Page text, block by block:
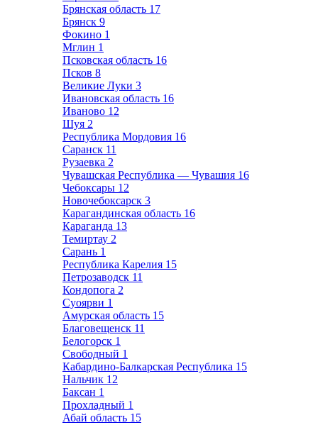
Брянская область 17
Брянск 9
Фокино 1
Мглин 1
Псковская область 16
Псков 8
Великие Луки 3
Ивановская область 16
Иваново 12
Шуя 2
Республика Мордовия 16
Саранск 11
Рузаевка 2
Чувашская Республика — Чувашия 16
Чебоксары 12
Новочебоксарск 3
Карагандинская область 16
Караганда 13
Темиртау 2
Сарань 1
Республика Карелия 15
Петрозаводск 11
Кондопога 2
Суоярви 1
Амурская область 15
Благовещенск 11
Белогорск 1
Свободный 1
Кабардино-Балкарская Республика 15
Нальчик 12
Баксан 1
Прохладный 1
Абай область 15